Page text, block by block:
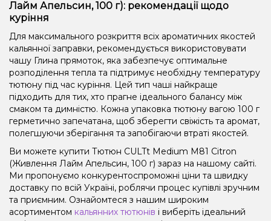
Лайм Апельсин, 100 г): рекомендації щодо
куріння
Для максимального розкриття всіх ароматичних якостей
кальянної заправки, рекомендується використовувати
чашу Глина прямоток, яка забезпечує оптимальне
розподілення тепла та підтримує необхідну температуру
тютюну під час куріння. Цей тип чаші найкраще
підходить для тих, хто прагне ідеального балансу між
смаком та димністю. Кожна упаковка тютюну вагою 100 г
герметично запечатана, щоб зберегти свіжість та аромат,
полегшуючи зберігання та запобігаючи втраті якостей.
Ви можете купити Тютюн CULTt Medium M81 Citron
(Живлення Лайм Апельсин, 100 г) зараз на нашому сайті.
Ми пропонуємо конкурентоспроможні ціни та швидку
доставку по всій Україні, роблячи процес купівлі зручним
та приємним. Ознайомтеся з нашим широким
асортиментом кальянних тютюнів і виберіть ідеальний